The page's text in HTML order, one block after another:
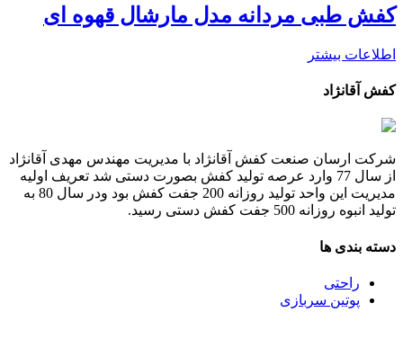
طبی مردانه مدل مارشال قهوه ای
بیشتر
آقانژاد
ارسان صنعت کفش آقانژاد با مدیریت مهندس مهدی آقانژاد
از سال 77 وارد عرصه تولید کفش بصورت دستی شد تعریف اولیه
مدیریت این واحد تولید روزانه 200 جفت کفش بود ودر سال 80 به
انبوه روزانه 500 جفت کفش دستی رسید.
بندی ها
راحتی
پوتین سربازی